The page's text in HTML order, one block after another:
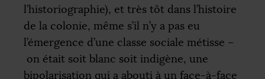
l’historiographie), et très tôt dans l’histoire
de la colonie, même s’il n’y a pas eu
l’émergence d’une classe sociale métisse –
on était soit blanc soit indigène, une
bipolarisation qui a abouti à un face-à-face